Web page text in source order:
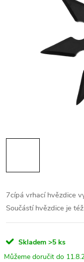
7cípá vrhací hvězdice
Součástí hvězdice je
Skladem >5 ks